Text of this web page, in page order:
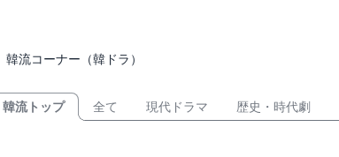
韓流コーナー（韓ドラ）
韓流トップ 全て 現代ドラマ 歴史・時代劇